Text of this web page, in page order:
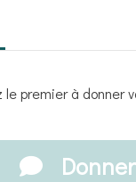
le premier à donner